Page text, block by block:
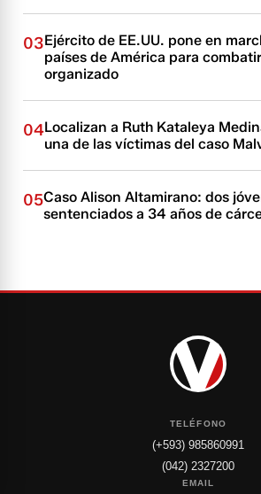
03Ejército de EE.UU. pone en
países de América para
organizado
04Localizan a Ruth Kataleya
una de las víctimas del caso
05Caso Alison Altamirano: dos
sentenciados a 34 años de
TELÉFONO
(+593) 985860991
(042) 2327200
EMAIL